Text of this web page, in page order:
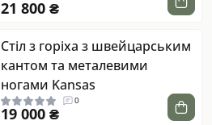
21 800 ₴
Стіл з горіха з швейцарським
кантом та металевими
ногами Kansas
0
19 000 ₴